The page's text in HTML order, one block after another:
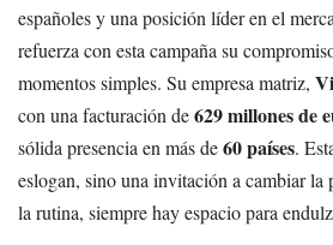
españoles y una posición líder en el
refuerza con esta campaña su
momentos simples. Su empresa matriz,
con una facturación de629 millones de
sólida presencia en más de60 países.
eslogan, sino una invitación a cambiar la
la rutina, siempre hay espacio para